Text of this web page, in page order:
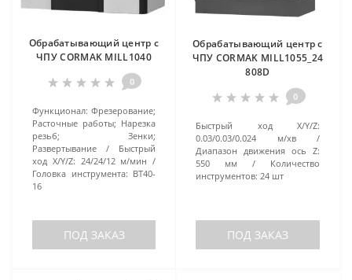
Обрабатывающий центр с
ЧПУ CORMAK MILL1040
0
Функционал: Фрезерование;
Расточные работы; Нарезка
резьб; Зенки;
Развертывание
Быстрый
ход X/Y/Z: 24/24/12 м/мин
Головка инструмента: BT40-
16
ПОД ЗАКАЗ
Обрабатывающий центр с
ЧПУ CORMAK MILL1055_24
808D
0
Быстрый ход X/Y/Z:
0.03/0.03/0.024 м/хв
Диапазон движения ось Z:
550 мм
Количество
инструментов: 24 шт
ПОД ЗАКАЗ